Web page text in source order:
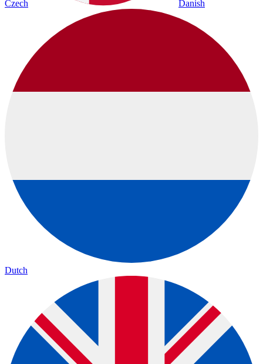
Czech Danish
Dutch